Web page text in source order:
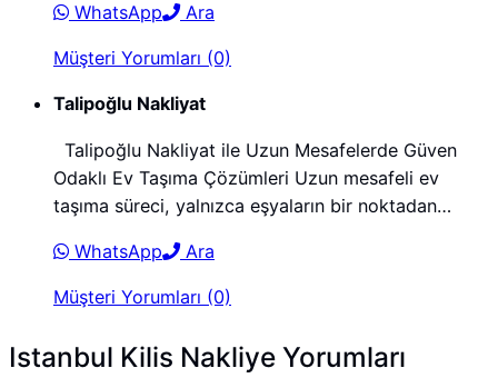
WhatsApp Ara
Müşteri Yorumları (0)
Talipoğlu Nakliyat
Talipoğlu Nakliyat ile Uzun Mesafelerde Güven
Odaklı Ev Taşıma Çözümleri Uzun mesafeli ev
taşıma süreci, yalnızca eşyaların bir noktadan…
WhatsApp Ara
Müşteri Yorumları (0)
Istanbul Kilis Nakliye Yorumları